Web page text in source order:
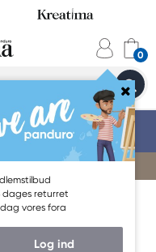
dages returret
vores fora
Log ind
at benytte dig af
– køb her »
Rembrandt